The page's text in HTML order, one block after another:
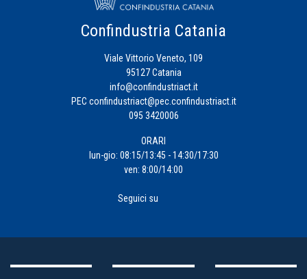
Confindustria Catania
Viale Vittorio Veneto, 109
95127 Catania
info@confindustriact.it
PEC confindustriact@pec.confindustriact.it
095 3420006
ORARI
lun-gio: 08:15/13:45 - 14:30/17:30
ven: 8:00/14:00
Seguici su